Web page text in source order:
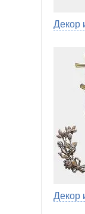
Декор
Декор